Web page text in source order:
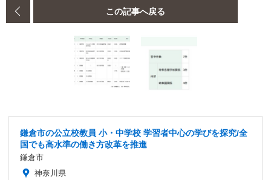
この記事へ戻る
鎌倉市の公立校教員 小・中学校 学習者中心の学びを探究/全
国でも高水準の働き方改革を推進
鎌倉市
神奈川県